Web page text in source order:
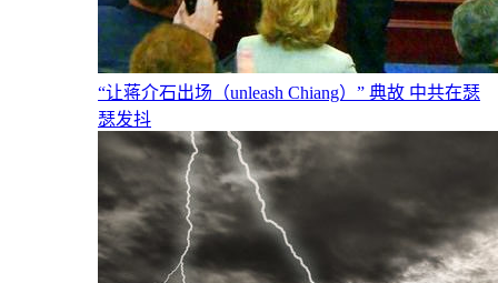
“让蒋介石出场（unleash Chiang）” 典故 中共在瑟
瑟发抖